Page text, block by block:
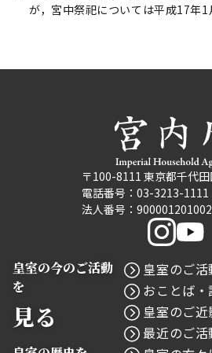
が，宮中祭祀については平成17年1
〒100-8111 東京都千代
電話番号：03-3213-1111
法人番号：
皇室の今のご活動
を
見る
皇室のご
おことば
皇室のご近
最近のご